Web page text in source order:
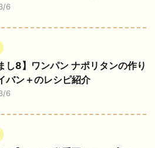
6
し8】ワンパン ナポリタンの作り
バン＋のレシピ紹介
6